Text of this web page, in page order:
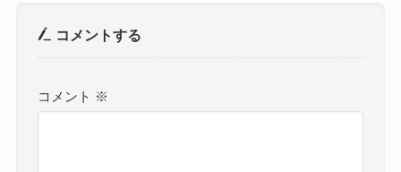
コメントする
コメント ※